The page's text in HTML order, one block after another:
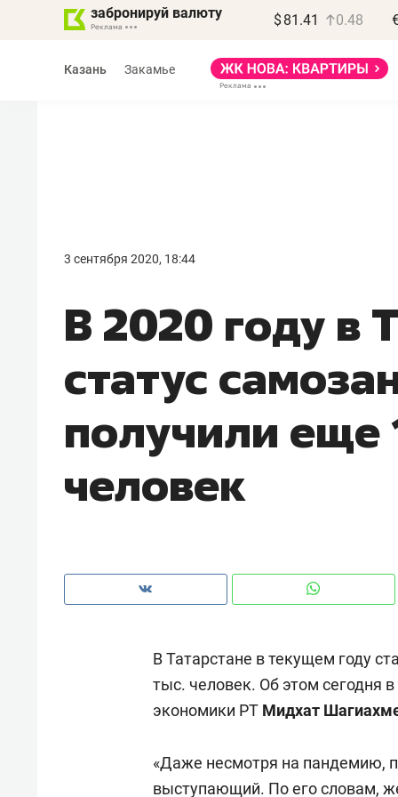
забронируй валюту $ 81.41 0.48
Казань Закамье
3 сентября 2020, 18:44
В 2020 году в
статус
получили еще
человек
В Татарстане в текущем году
тыс. человек. Об этом сегодня
экономики РТ Мидхат
«Даже несмотря на пандемию,
выступающий. По его словам,
правил, бизнес может
потерять минимум
Как бизнесу выйти на зарубежные
рынки, почему надо знать
чем интересен Оман?
создают оазис жилого
комфорта под Казанью
ID